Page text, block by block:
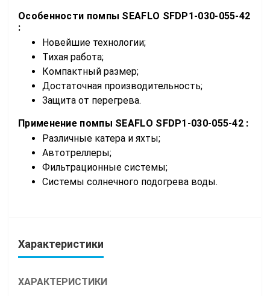
Особенности помпы SEAFLO SFDP1-030-055-42
:
Новейшие технологии;
Тихая работа;
Компактный размер;
Достаточная производительность;
Защита от перегрева.
Применение помпы SEAFLO SFDP1-030-055-42 :
Различные катера и яхты;
Автотреллеры;
Фильтрационные системы;
Системы солнечного подогрева воды.
Характеристики
ХАРАКТЕРИСТИКИ